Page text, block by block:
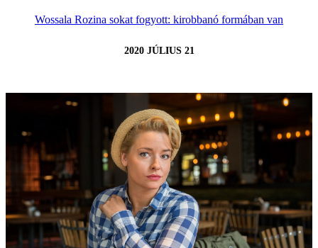
Wossala Rozina sokat fogyott: kirobbanó formában van
2020 JÚLIUS 21